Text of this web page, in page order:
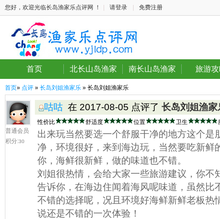
您好，欢迎光临长岛渔家乐点评网 ！ 请登录 免费注册
首页 北长山岛渔家 南长山岛渔家 旅游
首页» 点评 » 长岛刘姐渔家乐 » 长岛刘姐渔家乐
普通会员
积分:30
咕咕 在 2017-08-05 点评了 长岛刘姐渔家
性价比 舒适度 位置 卫生
出来玩当然要选一个舒服干净的地方这个是
净，环境很好，来到海边玩，当然要吃新鲜
你，海鲜很新鲜，做的味道也不错。
刘姐很热情，会给大家一些旅游建议，你不
告诉你，在海边住闻着海风呢味道，虽然比
不错的选择呢，况且环境好海鲜新鲜老板热
说还是不错的一次体验！